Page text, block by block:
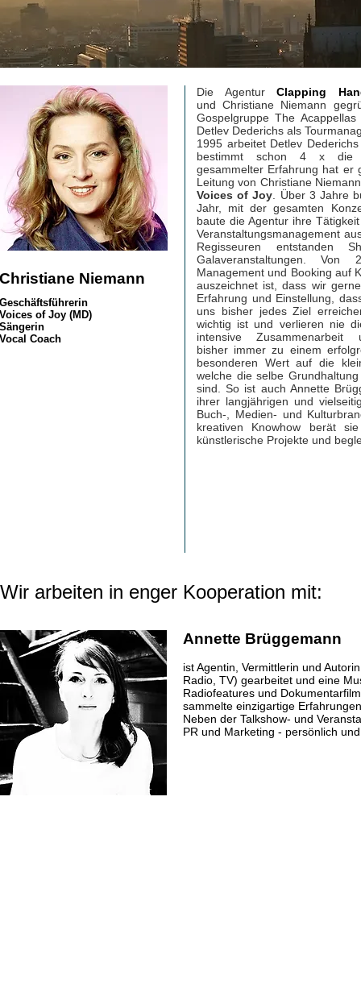
Christiane Niemann
Geschäftsführerin
Voices of Joy (MD)
Sängerin
Vocal Coach
Die AgenturClapping
und Christiane Niemann
Gospelgruppe The
Detlev Dederichs als
1995 arbeitet Detlev
bestimmt schon 4 x die
gesammelter Erfahrung hat er
Leitung von Christiane
Voices of Joy
Über 3 Jahre
Jahr, mit der gesamten
baute die Agentur ihre
Veranstaltungsmanagement
Regisseuren entstanden
Galaveranstaltungen. Von
Management und Booking auf
auszeichnet ist,dass wir
Erfahrung und Einstellung,
uns bisher jedes Ziel
wichtig ist und verlieren nie
intensive
bisher immer zu einem
besonderen Wert auf die
welche die selbe
sind. So ist auch Annette
ihrer langjährigen und
Buch-, Medien- und
kreativen Knowhow berät
künstlerische Projekte und
Wir arbeiten in enger Kooperation mit:
Annette Brüggemann
ist Agentin, Vermittlerin und
Radio, TV) gearbeitet und eine
Radiofeatures und
sammelte einzigartige
Neben der Talkshow- und
PR und Marketing - persönlich